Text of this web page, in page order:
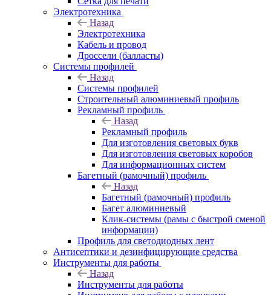
Электротехника
Назад
Электротехника
Кабель и провод
Дроссели (балласты)
Системы профилей
Назад
Системы профилей
Строительный алюминиевый профиль
Рекламный профиль
Назад
Рекламный профиль
Для изготовления световых букв
Для изготовления световых коробов
Для информационных систем
Багетный (рамочный) профиль
Назад
Багетный (рамочный) профиль
Багет алюминиевый
Клик-системы (рамы с быстрой сменой
информации)
Профиль для светодиодных лент
Антисептики и дезинфицирующие средства
Инструменты для работы
Назад
Инструменты для работы